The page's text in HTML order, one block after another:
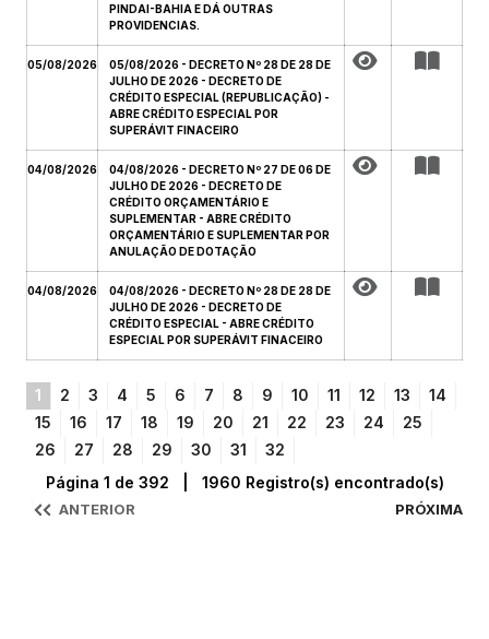
PINDAI-BAHIA E DÁ OUTRAS
PROVIDENCIAS.
05/08/2026
05/08/2026 - DECRETO Nº 28 DE 28 DE
JULHO DE 2026 - DECRETO DE
CRÉDITO ESPECIAL (REPUBLICAÇÃO) -
ABRE CRÉDITO ESPECIAL POR
SUPERÁVIT FINACEIRO
04/08/2026
04/08/2026 - DECRETO Nº 27 DE 06 DE
JULHO DE 2026 - DECRETO DE
CRÉDITO ORÇAMENTÁRIO E
SUPLEMENTAR - ABRE CRÉDITO
ORÇAMENTÁRIO E SUPLEMENTAR POR
ANULAÇÃO DE DOTAÇÃO
04/08/2026
04/08/2026 - DECRETO Nº 28 DE 28 DE
JULHO DE 2026 - DECRETO DE
CRÉDITO ESPECIAL - ABRE CRÉDITO
ESPECIAL POR SUPERÁVIT FINACEIRO
1 2 3 4 5 6 7 8 9 10 11 12 13
14
15
16 17 18 19 20 21 22 23 24
25
26
27 28 29 30 31 32
ANTERIOR
Página 1 de 392 | 1960 Registro(s) encontrado(s)
PRÓXIMA